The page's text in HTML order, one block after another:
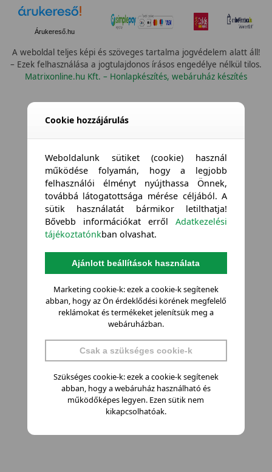
Árukereső.hu
A weboldal teljes képi és szöveges tartalma jogvédelem alatt áll!
– Ezek felhasználása a jogtulajdonos írásos engedélye nélkül tilos.
Matrixonline.hu Kft. – Honlapkészítés, webáruház készítés
Cookie hozzájárulás
Weboldalunk sütiket (cookie) használ
működése folyamán, hogy a legjobb
felhasználói élményt nyújthassa Önnek,
továbbá látogatottsága mérése céljából. A
sütik használatát bármikor letilthatja!
Bővebb információkat errőlAdatkezelési
tájékoztatónkban olvashat.
Ajánlott beállítások használata
Marketing cookie-k: ezek a cookie-k segítenek
abban, hogy az Ön érdeklődési körének megfelelő
reklámokat és termékeket jelenítsük meg a
webáruházban.
Csak a szükséges cookie-k
Szükséges cookie-k: ezek a cookie-k segítenek
abban, hogy a webáruház használható és
működőképes legyen. Ezen sütik nem
kikapcsolhatóak.